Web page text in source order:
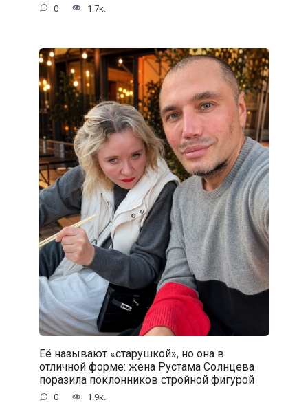
0 1.7к.
Её называют «старушкой», но она в
отличной форме: жена Рустама Солнцева
поразила поклонников стройной фигурой
0 1.9к.